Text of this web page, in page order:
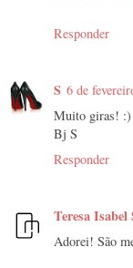
Responder
S 6 de
Muito giras! :)
Bj S
Responder
Teresa Isabel
Adorei! São